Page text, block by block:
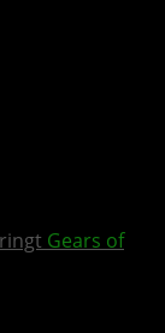
Gears of